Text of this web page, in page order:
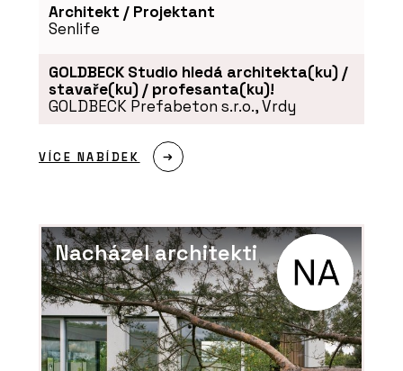
Architekt / Projektant
Senlife
GOLDBECK Studio hledá architekta(ku) /
stavaře(ku) / profesanta(ku)!
GOLDBECK Prefabeton s.r.o., Vrdy
VÍCE NABÍDEK
Nacházel architekti